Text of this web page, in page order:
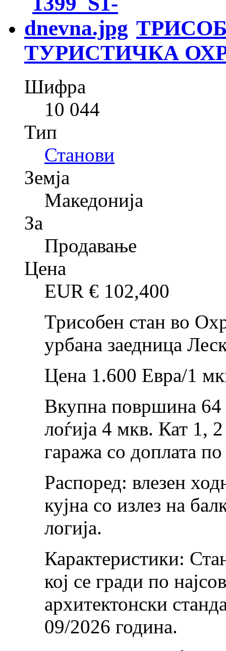
ТУРИСТИЧКА
Шифра
10 044
Тип
Станови
Земја
Македонија
За
Продавање
Цена
EUR € 102,400
Трисобен стан во
урбана заедница
Цена 1.600 Евра/1
Вкупна површина 64
лоѓија 4 мкв. Кат 1,
гаража со доплата
Распоред: влезен
кујна со излез на
логија.
Карактеристики:
кој се гради по
архитектонски
09/2026 година.